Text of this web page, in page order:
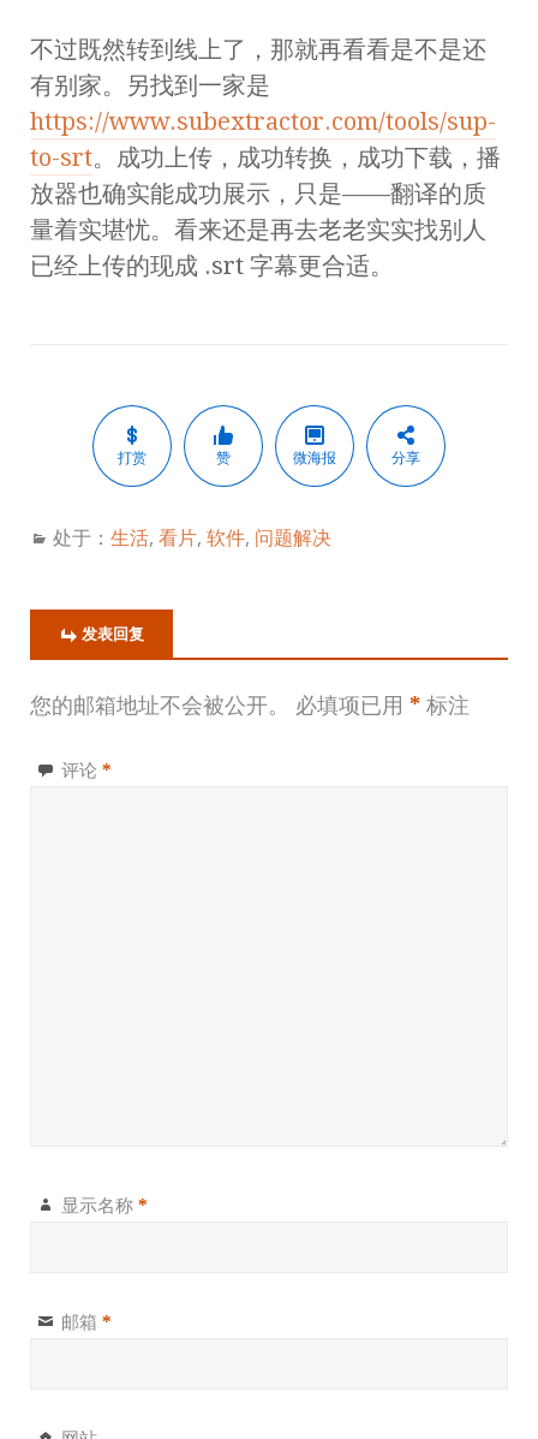
不过既然转到线上了，那就再看看是不是还
有别家。另找到一家是
https://www.subextractor.com/tools/sup-
to-srt。成功上传，成功转换，成功下载，播
放器也确实能成功展示，只是——翻译的质
量着实堪忧。看来还是再去老老实实找别人
已经上传的现成 .srt 字幕更合适。
打赏 赞 微海报 分享
处于： 生活, 看片, 软件, 问题解决
发表回复
您的邮箱地址不会被公开。 必填项已用 * 标注
评论 *
显示名称 *
邮箱 *